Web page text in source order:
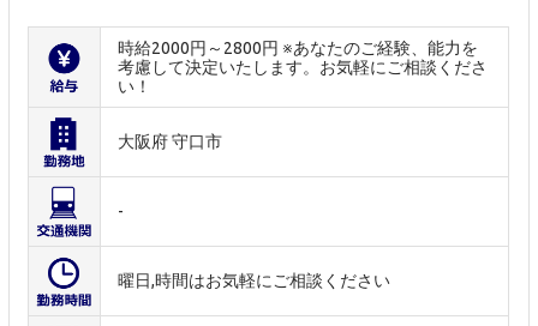
時給2000円～2800円 ※あなたのご経験、能力を
考慮して決定いたします。お気軽にご相談くださ
い！
大阪府 守口市
-
曜日,時間はお気軽にご相談ください